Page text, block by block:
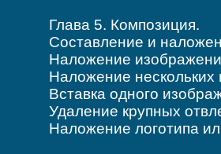
Глава 5. Композиция.
Составление и
Наложение
Наложение нескольких
Вставка одного
Удаление крупных
Наложение логотипа